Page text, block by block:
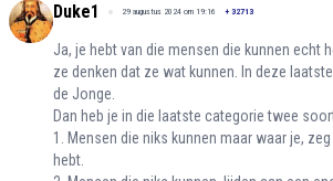
Duke1 29 augustus 2024 om 19:16 + 32713
Ja, je hebt van die mensen die kunnen echt
ze denken dat ze wat kunnen. In deze
de Jonge.
Dan heb je in die laatste categorie twee
1. Mensen die niks kunnen maar waar je,
hebt.